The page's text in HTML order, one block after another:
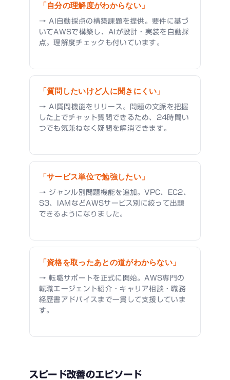
「自分の理解度がわからない」
→ AI自動採点の構築課題を提供。要件に基づ
いてAWSで構築し、AIが設計・実装を自動採
点。理解度チェックも付いています。
「質問したいけど人に聞きにくい」
→ AI質問機能をリリース。問題の文脈を把握
した上でチャット質問できるため、24時間い
つでも気兼ねなく疑問を解消できます。
「サービス単位で勉強したい」
→ ジャンル別問題機能を追加。VPC、EC2、
S3、IAMなどAWSサービス別に絞って出題
できるようになりました。
「資格を取ったあとの道がわからない」
→ 転職サポートを正式に開始。AWS専門の
転職エージェント紹介・キャリア相談・職務
経歴書アドバイスまで一貫して支援していま
す。
スピード改善のエピソード